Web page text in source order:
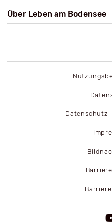
Über Leben am Bodensee